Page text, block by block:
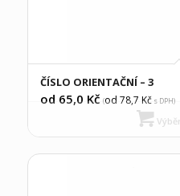
ČÍSLO ORIENTAČNÍ – 3
od 65,0 Kč (od 78,7 Kčs DPH)